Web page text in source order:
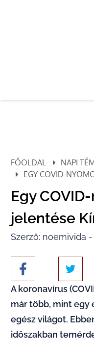
FŐOLDAL
NAPI
EGY COVID-
Egy
jelentése
Szerző: noemivida -
A koronavírus
már több, mint egy
egész világot.
időszakban